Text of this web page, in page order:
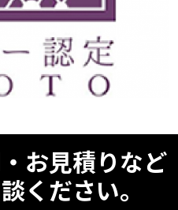
お見積りなど
ください。